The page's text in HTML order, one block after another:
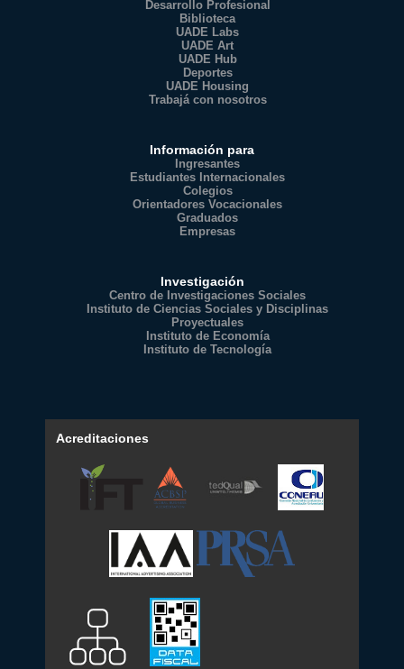
Desarrollo Profesional
Biblioteca
UADE Labs
UADE Art
UADE Hub
Deportes
UADE Housing
Trabajá con nosotros
Información para
Ingresantes
Estudiantes Internacionales
Colegios
Orientadores Vocacionales
Graduados
Empresas
Investigación
Centro de Investigaciones Sociales
Instituto de Ciencias Sociales y Disciplinas
Proyectuales
Instituto de Economía
Instituto de Tecnología
Acreditaciones